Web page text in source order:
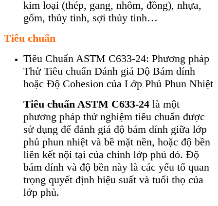
kim loại (thép, gang, nhôm, đồng), nhựa,
gốm, thủy tinh, sợi thủy tinh…
Tiêu chuẩn
Tiêu Chuẩn ASTM C633-24: Phương pháp
Thử Tiêu chuẩn Đánh giá Độ Bám dính
hoặc Độ Cohesion của Lớp Phủ Phun Nhiệt
Tiêu chuẩn ASTM C633-24 là một
phương pháp thử nghiệm tiêu chuẩn được
sử dụng để đánh giá độ bám dính giữa lớp
phủ phun nhiệt và bề mặt nền, hoặc độ bền
liên kết nội tại của chính lớp phủ đó. Độ
bám dính và độ bền này là các yếu tố quan
trọng quyết định hiệu suất và tuổi thọ của
lớp phủ.